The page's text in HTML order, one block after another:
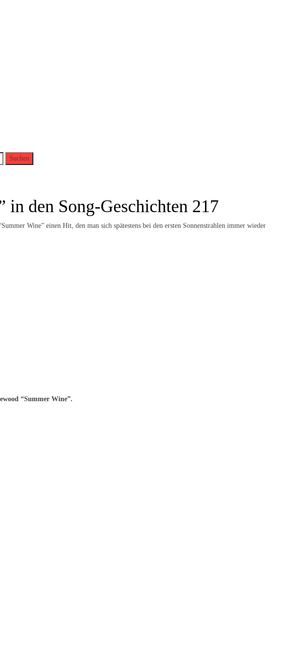
den Song-Geschichten 217
Wine” einen Hit, den man sich spätestens bei den ersten Sonnenstrahlen immer wieder
“Summer Wine”.